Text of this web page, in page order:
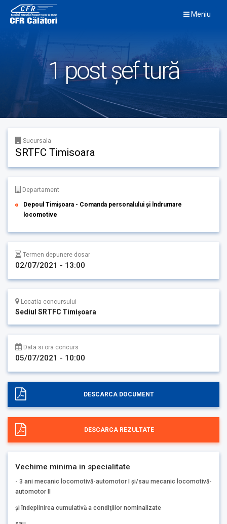
content
Meniu
1 post șef tură
Sucursala
SRTFC Timisoara
Departament
Depoul Timişoara - Comanda personalului şi îndrumare
locomotive
Termen depunere dosar
02/07/2021 - 13:00
Locatia concursului
Sediul SRTFC Timişoara
Data si ora concurs
05/07/2021 - 10:00
DESCARCA DOCUMENT
DESCARCA REZULTATE
Vechime minima in specialitate
- 3 ani mecanic locomotivă-automotor I şi/sau mecanic locomotivă-
automotor II
şi îndeplinirea cumulativă a condiţiilor nominalizate